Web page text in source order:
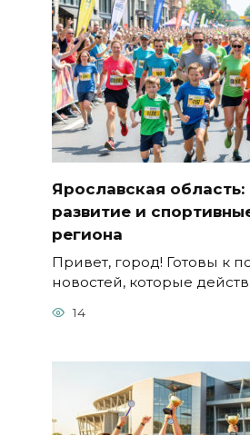
Ярославская
развитие и
региона
Привет, город! Готовы к
новостей, которые
14